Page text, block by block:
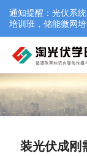
装光伏成刚
通知提醒：光伏系
培训班，储能微网
老师 18052542359
区虚拟电厂课程